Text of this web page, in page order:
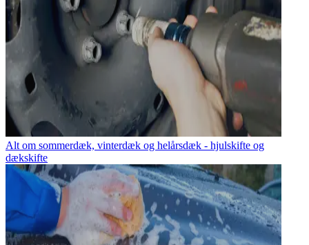
Alt om sommerdæk, vinterdæk og helårsdæk - hjulskifte og
dækskifte